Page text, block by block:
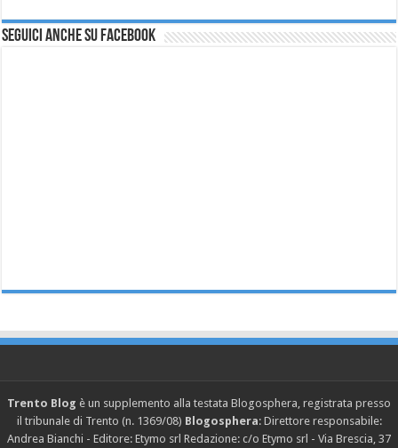
Seguici anche su Facebook
Trento Blog è un supplemento alla testata Blogosphera, registrata presso
il tribunale di Trento (n. 1369/08) Blogosphera: Direttore responsabile:
Andrea Bianchi - Editore: Etymo srl Redazione: c/o Etymo srl - Via Brescia, 37